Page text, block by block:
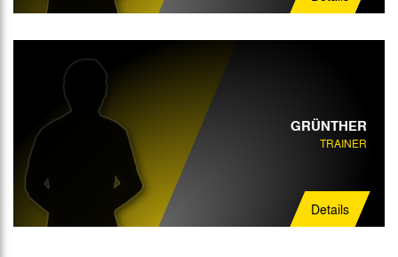
GRÜNTHER
TRAINER
Details